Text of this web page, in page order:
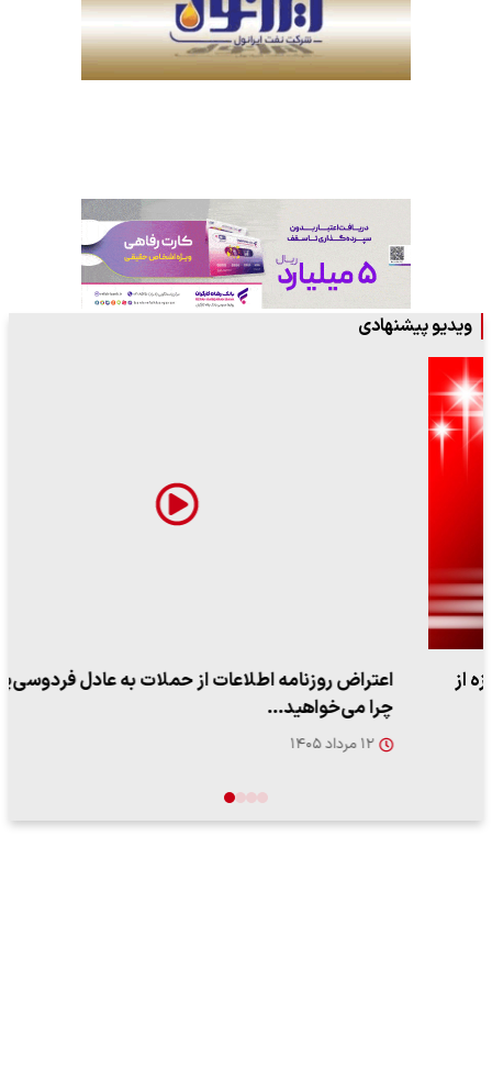
ویدیو پیشنهادی
اعتراض روزنامه اطلاعات از حملات به عادل فردوسی‌پور /
چرا می‌خواهید…